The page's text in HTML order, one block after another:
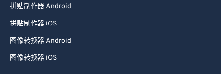
拼贴制作器 Android
拼贴制作器 iOS
图像转换器 Android
图像转换器 iOS